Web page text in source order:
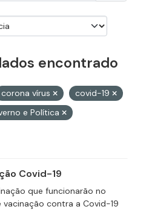
encontrado
corona vírus
covid-19
e Política
Covid-19
que funcionarão no
contra a Covid-19